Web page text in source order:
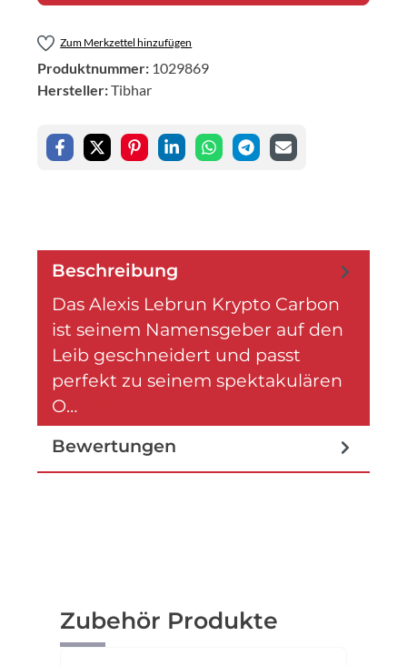
Zum Merkzettel hinzufügen
Produktnummer: 1029869
Hersteller:Tibhar
Beschreibung
Das Alexis Lebrun Krypto Carbon
ist seinem Namensgeber auf den
Leib geschneidert und passt
perfekt zu seinem spektakulären
O…
Bewertungen
Produktgalerie überspringen
Zubehör Produkte